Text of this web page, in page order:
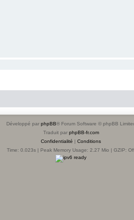
Développé par phpBB® Forum Software © phpBB
Traduit par phpBB-fr.com
Confidentialité | Conditions
Time: 0.023s | Peak Memory Usage: 2.27 Mio | GZIP: